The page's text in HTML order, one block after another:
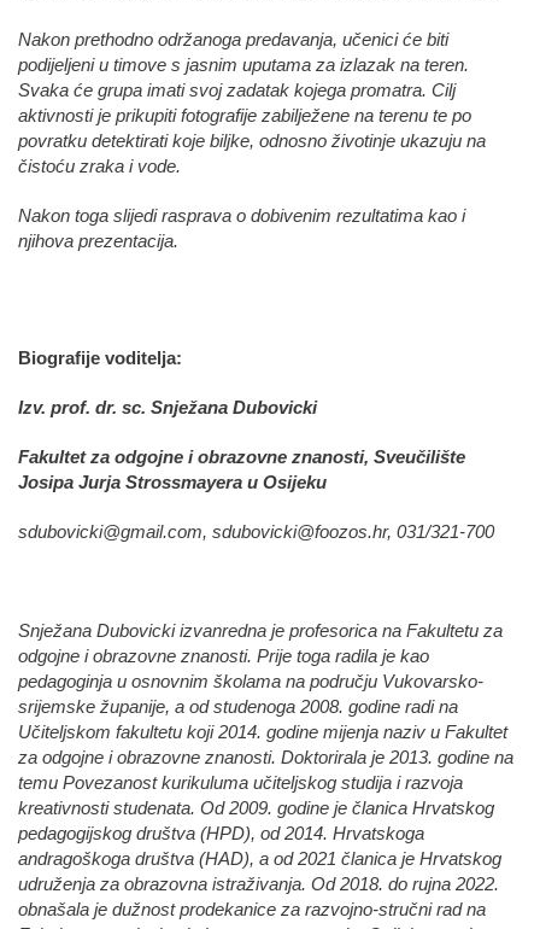
Nakon prethodno održanoga predavanja, učenici će biti
podijeljeni u timove s jasnim uputama za izlazak na teren.
Svaka će grupa imati svoj zadatak kojega promatra. Cilj
aktivnosti je prikupiti fotografije zabilježene na terenu te po
povratku detektirati koje biljke, odnosno životinje ukazuju na
čistoću zraka i vode.
Nakon toga slijedi rasprava o dobivenim rezultatima kao i
njihova prezentacija.
Biografije voditelja:
Izv. prof. dr. sc. Snježana Dubovicki
Fakultet za odgojne i obrazovne znanosti, Sveučilište
Josipa Jurja Strossmayera u Osijeku
sdubovicki@gmail.com, sdubovicki@foozos.hr, 031/321-700
Snježana Dubovicki izvanredna je profesorica na Fakultetu za
odgojne i obrazovne znanosti. Prije toga radila je kao
pedagoginja u osnovnim školama na području Vukovarsko-
srijemske županije, a od studenoga 2008. godine radi na
Učiteljskom fakultetu koji 2014. godine mijenja naziv u Fakultet
za odgojne i obrazovne znanosti. Doktorirala je 2013. godine na
temu Povezanost kurikuluma učiteljskog studija i razvoja
kreativnosti studenata. Od 2009. godine je članica Hrvatskog
pedagogijskog društva (HPD), od 2014. Hrvatskoga
andragoškoga društva (HAD), a od 2021 članica je Hrvatskog
udruženja za obrazovna istraživanja. Od 2018. do rujna 2022.
obnašala je dužnost prodekanice za razvojno-stručni rad na